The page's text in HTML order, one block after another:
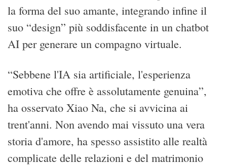
la forma del suo amante, integrando infine il
suo “design” più soddisfacente in un chatbot
AI per generare un compagno virtuale.
“Sebbene l'IA sia artificiale, l'esperienza
emotiva che offre è assolutamente genuina”,
ha osservato Xiao Na, che si avvicina ai
trent'anni. Non avendo mai vissuto una vera
storia d'amore, ha spesso assistito alle realtà
complicate delle relazioni e del matrimonio